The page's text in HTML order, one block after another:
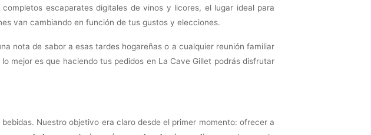
escaparates digitales de vinos y licores, el lugar ideal para
van cambiando en función de tus gustos y elecciones.
nota de sabor a esas tardes hogareñas o a cualquier reunión familiar
mejor es que haciendo tus pedidos en La Cave Gillet podrás disfrutar
Nuestro objetivo era claro desde el primer momento: ofrecer a